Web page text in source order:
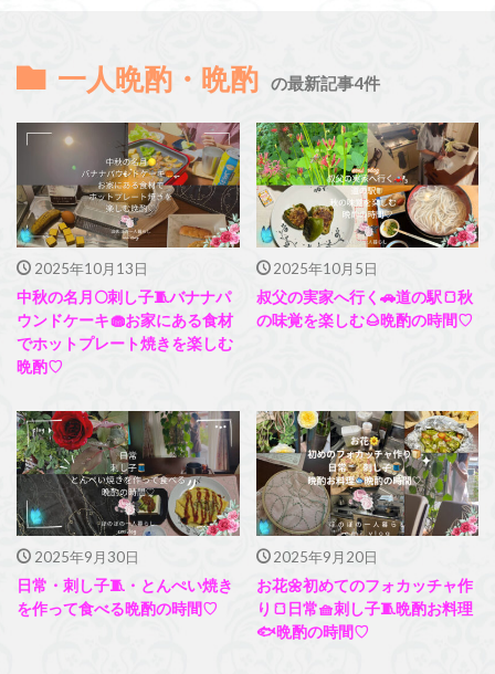
一人晩酌・晩酌 の最新記事4件
2025年10月13日
中秋の名月🌕刺し子🧵バナナパ
ウンドケーキ🧁お家にある食材
でホットプレート焼きを楽しむ
晩酌♡
2025年10月5日
叔父の実家へ行く🚗道の駅🍞秋
の味覚を楽しむ🌰晩酌の時間♡
2025年9月30日
日常・刺し子🧵・とんぺい焼き
を作って食べる晩酌の時間♡
2025年9月20日
お花🌼初めてのフォカッチャ作
り🍞日常🧺刺し子🧵晩酌お料理
🐟晩酌の時間♡